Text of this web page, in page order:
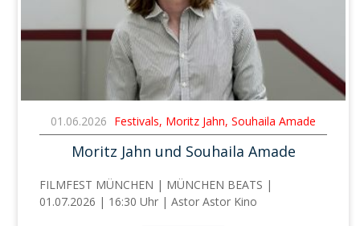
01.06.2026 Festivals, Moritz Jahn, Souhaila Amade
Moritz Jahn und Souhaila Amade
FILMFEST MÜNCHEN | MÜNCHEN BEATS |
01.07.2026 | 16:30 Uhr | Astor Astor Kino